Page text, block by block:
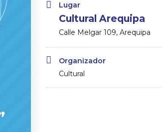
Lugar
Cultural Arequipa
Calle Melgar 109, Arequipa
Organizador
Cultural